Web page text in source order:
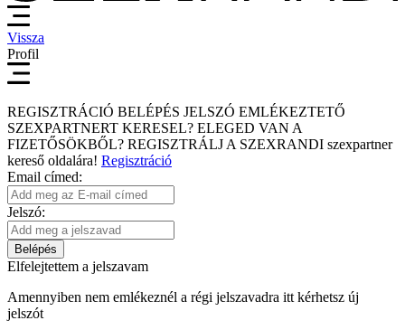
Vissza
Profil
REGISZTRÁCIÓ BELÉPÉS JELSZÓ EMLÉKEZTETŐ
SZEXPARTNERT KERESEL? ELEGED VAN A
FIZETŐSÖKBŐL? REGISZTRÁLJ A SZEXRANDI szexpartner
kereső oldalára! Regisztráció
Email címed:
Jelszó:
Belépés
Elfelejtettem a jelszavam
Amennyiben nem emlékeznél a régi jelszavadra itt kérhetsz új
jelszót